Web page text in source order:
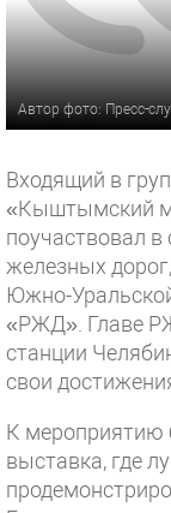
Автор фото: Пресс-
Входящий в
«Кыштымский
поучаствовал
железных
Южно-
«РЖД». Главе
станции
свои
К мероприятию
выставка, где